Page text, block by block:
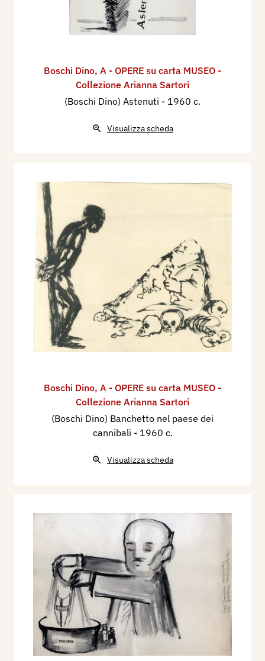
Boschi Dino, A - OPERE su carta MUSEO -
Collezione Arianna Sartori
(Boschi Dino) Astenuti - 1960 c.
Visualizza scheda
Boschi Dino, A - OPERE su carta MUSEO -
Collezione Arianna Sartori
(Boschi Dino) Banchetto nel paese dei
cannibali - 1960 c.
Visualizza scheda